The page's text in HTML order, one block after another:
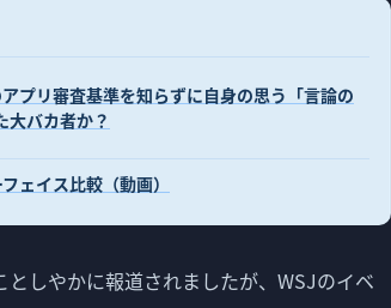
プリ審査基準を知らずに自身の思う「言論の
バカ者か？
ェイス比較（動画）
しやかに報道されましたが、WSJのイベ